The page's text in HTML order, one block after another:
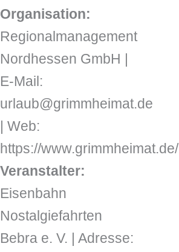
Organisation:
Regionalmanagement
Nordhessen GmbH |
E-Mail:
urlaub@grimmheimat.de
| Web:
https://www.grimmheimat.de/
Veranstalter:
Eisenbahn
Nostalgiefahrten
Bebra e. V. | Adresse: